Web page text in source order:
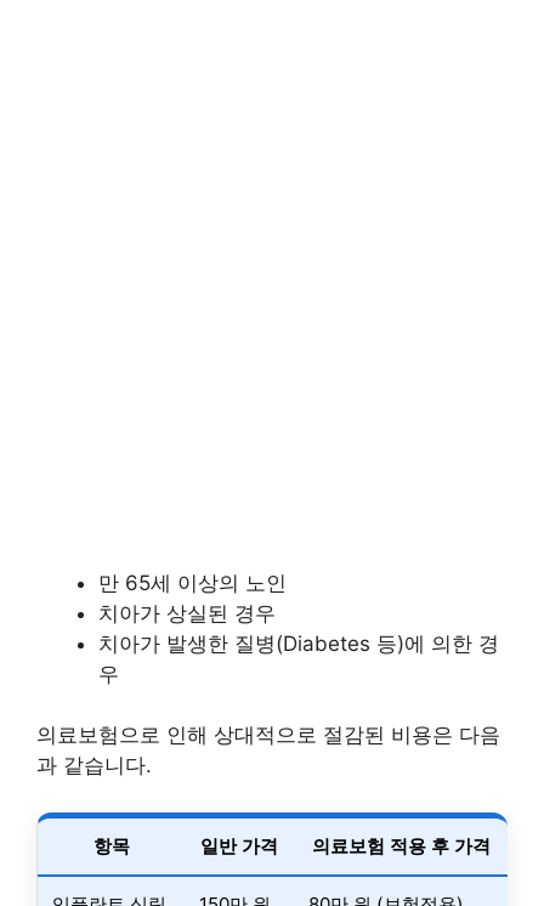
만 65세 이상의 노인
치아가 상실된 경우
치아가 발생한 질병(Diabetes 등)에 의한 경
우
의료보험으로 인해 상대적으로 절감된 비용은 다음
과 같습니다.
항목 일반 가격 의료보험 적용 후 가격